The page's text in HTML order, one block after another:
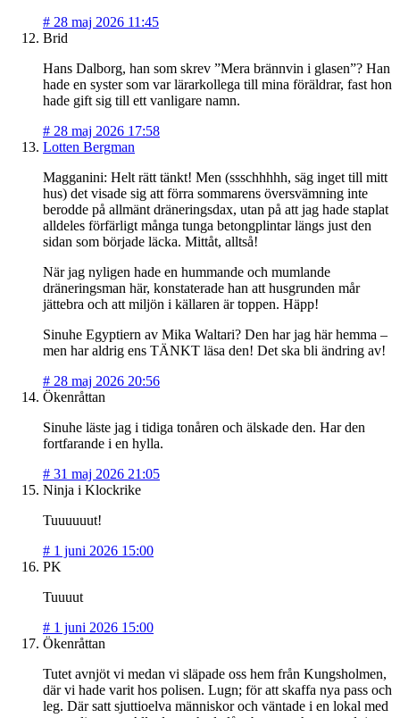
# 28 maj 2026 11:45
Brid
Hans Dalborg, han som skrev ”Mera brännvin i glasen”? Han
hade en syster som var lärarkollega till mina föräldrar, fast hon
hade gift sig till ett vanligare namn.
# 28 maj 2026 17:58
Lotten Bergman
Magganini: Helt rätt tänkt! Men (ssschhhhh, säg inget till mitt
hus) det visade sig att förra sommarens översvämning inte
berodde på allmänt dräneringsdax, utan på att jag hade staplat
alldeles förfärligt många tunga betongplintar längs just den
sidan som började läcka. Mittåt, alltså!
När jag nyligen hade en hummande och mumlande
dräneringsman här, konstaterade han att husgrunden mår
jättebra och att miljön i källaren är toppen. Häpp!
Sinuhe Egyptiern av Mika Waltari? Den har jag här hemma –
men har aldrig ens TÄNKT läsa den! Det ska bli ändring av!
# 28 maj 2026 20:56
Ökenråttan
Sinuhe läste jag i tidiga tonåren och älskade den. Har den
fortfarande i en hylla.
# 31 maj 2026 21:05
Ninja i Klockrike
Tuuuuuut!
# 1 juni 2026 15:00
PK
Tuuuut
# 1 juni 2026 15:00
Ökenråttan
Tutet avnjöt vi medan vi släpade oss hem från Kungsholmen,
där vi hade varit hos polisen. Lugn; för att skaffa nya pass och
leg. Där satt sjuttioelva människor och väntade i en lokal med